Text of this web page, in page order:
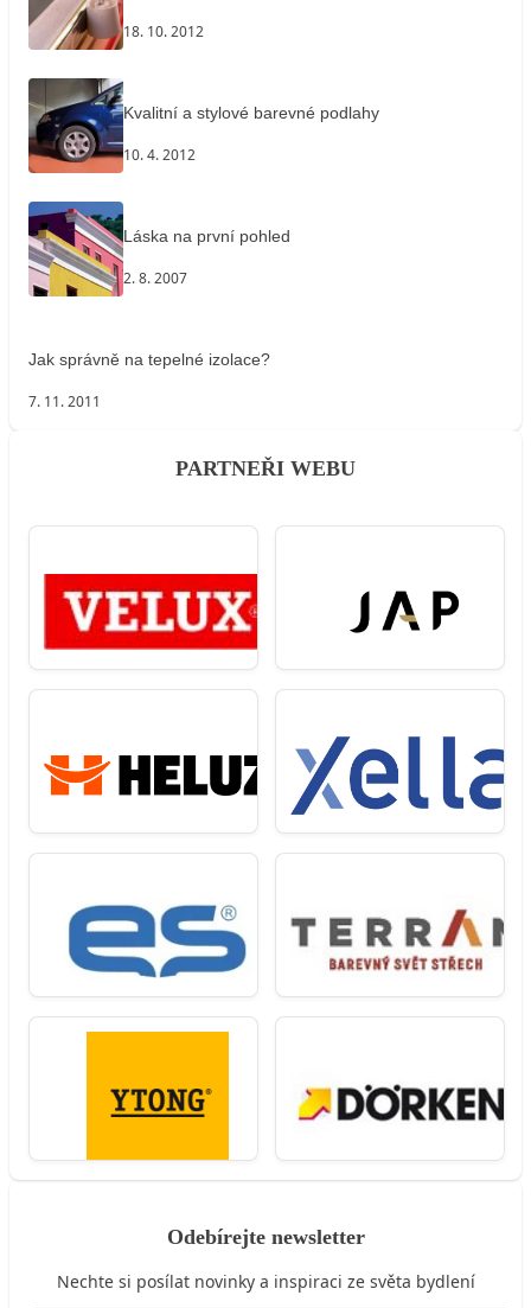
18. 10. 2012
Kvalitní a stylové barevné podlahy
10. 4. 2012
Láska na první pohled
2. 8. 2007
Jak správně na tepelné izolace?
7. 11. 2011
PARTNEŘI WEBU
Odebírejte newsletter
Nechte si posílat novinky a inspiraci ze světa bydlení